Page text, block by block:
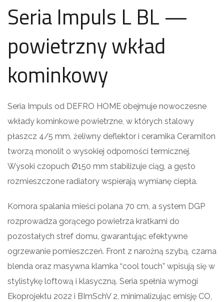
Seria Impuls L BL —
powietrzny wkład
kominkowy
Seria Impuls od DEFRO HOME obejmuje nowoczesne
wkłady kominkowe powietrzne, w których stalowy
płaszcz 4/5 mm, żeliwny deflektor i ceramika Ceramiton
tworzą monolit o wysokiej odporności termicznej.
Wysoki czopuch Ø150 mm stabilizuje ciąg, a gęsto
rozmieszczone radiatory wspierają wymianę ciepła.
Komora spalania mieści polana 70 cm, a system DGP
rozprowadza gorącego powietrza kratkami do
pozostałych stref domu, gwarantując efektywne
ogrzewanie pomieszczeń. Front z narożną szybą, czarna
blenda oraz masywna klamka “cool touch” wpisują się w
stylistykę lof­to­wą i klasyczną. Seria spełnia wymogi
Ekoprojektu 2022 i BImSchV 2, minimalizując emisję CO,